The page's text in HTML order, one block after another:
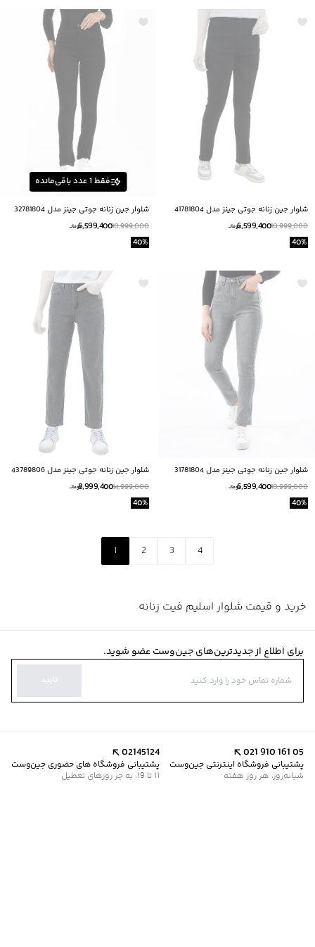
شلوار جین زنانه جوتی جینز مدل 41781804
10,999,000
6,599,400تومانــ
40%
فقط 1عدد باقی‌مانده
شلوار جین زنانه جوتی جینز مدل 32781804
10,999,000
6,599,400تومانــ
40%
شلوار جین زنانه جوتی جینز مدل 31781804
10,999,000
6,599,400تومانــ
40%
شلوار جین زنانه جوتی جینز مدل 43789806
14,999,000
8,999,400تومانــ
40%
1 2 3 4
خرید و قیمت شلوار اسلیم فیت زنانه
برای اطلاع از جدیدترین‌های جین‌وست عضو شوید.
تایید
021 910 161 05
پشتیبانی فروشگاه اینترنتی جین‌وست
شبانه‌روز، هر روز هفته
02145124
پشتیبانی فروشگاه های حضوری جین‌وست
11 تا 19، به جز روزهای تعطیل